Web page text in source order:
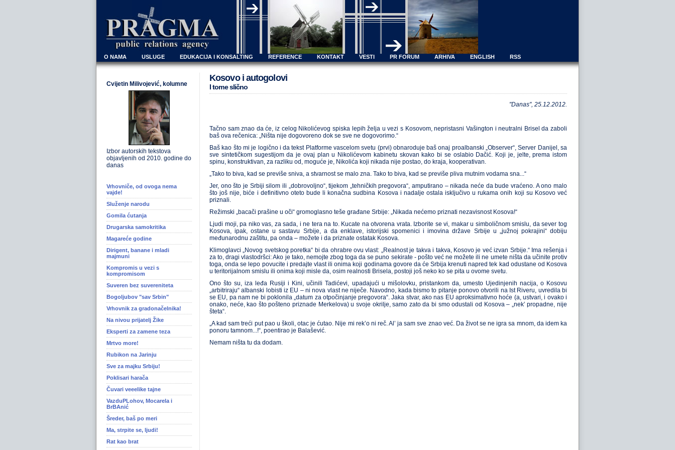
O NAMA USLUGE EDUKACIJA I KONSALTING REFERENCE KONTAKT VESTI PR FORUM ARHIVA ENGLISH RSS
Cvijetin Milivojević, kolumne
Izbor autorskih tekstova
objavljenih od 2010. godine do
danas
Vrhovniče, od ovoga nema
vajde!
Služenje narodu
Gomila ćutanja
Drugarska samokritika
Magareće godine
Dirigent, banane i mladi
majmuni
Kompromis u vezi s
kompromisom
Suveren bez suvereniteta
Bogoljubov "sav Srbin"
Vrhovnik za gradonačelnika!
Na nivou prijatelj Žike
Eksperti za zamene teza
Mrtvo more!
Rubikon na Jarinju
Sve za majku Srbiju!
Poklisari harača
Čuvari veeelike tajne
VazduPLohov, Mocarela i
BrBAnić
Šreder, baš po meri
Ma, strpite se, ljudi!
Rat kao brat
Kosovo i autogolovi
I tome slično
"Danas", 25.12.2012.
Tačno sam znao da će, iz celog Nikolićevog spiska lepih želja u vezi s Kosovom, nepristasni Vašington i neutralni Brisel da zaboli
baš ova rečenica: „Ništa nije dogovoreno dok se sve ne dogovorimo.“
Baš kao što mi je logično i da tekst Platforme vascelom svetu (prvi) obnaroduje baš onaj proalbanski „Observer“, Server Danijel, sa
sve sintetičkom sugestijom da je ovaj plan u Nikolićevom kabinetu skovan kako bi se oslabio Dačić. Koji je, jelte, prema istom
spinu, konstruktivan, za razliku od, moguće je, Nikolića koji nikada nije postao, do kraja, kooperativan.
„Tako to biva, kad se previše sniva, a stvarnost se malo zna. Tako to biva, kad se previše pliva mutnim vodama sna...“
Jer, ono što je Srbiji silom ili „dobrovoljno“, tijekom „tehničkih pregovora“, amputirano – nikada neće da bude vraćeno. A ono malo
što još nije, biće i definitivno oteto bude li konačna sudbina Kosova i nadalje ostala isključivo u rukama onih koji su Kosovo već
priznali.
Režimski „bacači prašine u oči“ gromoglasno teše građane Srbije: „Nikada nećemo priznati nezavisnost Kosova!“
Ljudi moji, pa niko vas, za sada, i ne tera na to. Kucate na otvorena vrata. Izborite se vi, makar u simboličnom smislu, da sever tog
Kosova, ipak, ostane u sastavu Srbije, a da enklave, istorijski spomenici i imovina države Srbije u „južnoj pokrajini“ dobiju
međunarodnu zaštitu, pa onda – možete i da priznate ostatak Kosova.
Klimoglavci „Novog svetskog poretka“ bi da ohrabre ovu vlast: „Realnost je takva i takva, Kosovo je već izvan Srbije.“ Ima rešenja i
za to, dragi vlastodršci: Ako je tako, nemojte zbog toga da se puno sekirate - pošto već ne možete ili ne umete ništa da učinite protiv
toga, onda se lepo povucite i predajte vlast ili onima koji godinama govore da će Srbija krenuti napred tek kad odustane od Kosova
u teritorijalnom smislu ili onima koji misle da, osim realnosti Brisela, postoji još neko ko se pita u ovome svetu.
Ono što su, iza leđa Rusiji i Kini, učinili Tadićevi, upadajući u mišolovku, pristankom da, umesto Ujedinjenih nacija, o Kosovu
„arbitriraju“ albanski lobisti iz EU – ni nova vlast ne niječe. Navodno, kada bismo to pitanje ponovo otvorili na Ist Riveru, uvredila bi
se EU, pa nam ne bi poklonila „datum za otpočinjanje pregovora“. Jaka stvar, ako nas EU aproksimativno hoće (a, ustvari, i ovako i
onako, neće, kao što pošteno priznade Merkelova) u svoje okrilje, samo zato da bi smo odustali od Kosova – „nek’ propadne, nije
šteta“.
„A kad sam treći put pao u školi, otac je ćutao. Nije mi rek’o ni reč. Al’ ja sam sve znao već. Da život se ne igra sa mnom, da idem ka
ponoru tamnom...!“, poentirao je Balašević.
Nemam ništa tu da dodam.